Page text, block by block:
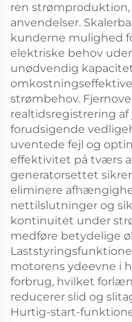
ren
anvendelser.
kunderne mulighed
elektriske behov
unødvendig
strømbehov.
realtidsregistrering
forudsigende
uventede fejl og
effektivitet på tværs
generatorsettet
eliminere
nettilslutninger og
kontinuitet under
medføre betydelige
motorens ydeevne i
forbrug, hvilket
reducerer slid og
Hurtig-start-